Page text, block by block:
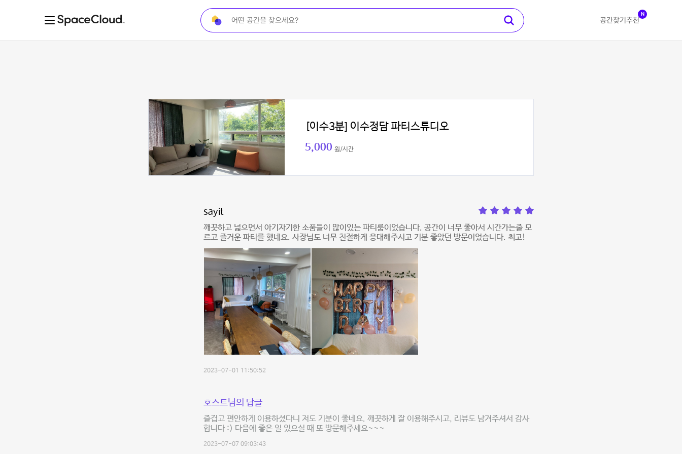
공간찾기 추천
N
[이수3분] 이수정담 파티스튜디오
5,000 원/시간
sayit
깨끗하고 넓으면서 아기자기한 소품들이 많이있는 파티룸이었습니다. 공간이 너무 좋아서 시간가는줄 모
르고 즐거운 파티를 했네요. 사장님도 너무 친절하게 응대해주시고 기분 좋았던 방문이었습니다. 최고!
2023-07-01 11:50:52
호스트님의 답글
즐겁고 편안하게 이용하셨다니 저도 기분이 좋네요. 깨끗하게 잘 이용해주시고, 리뷰도 남겨주셔서 감사
합니다 :) 다음에 좋은 일 있으실 때 또 방문해주세요~~~
2023-07-07 09:03:43